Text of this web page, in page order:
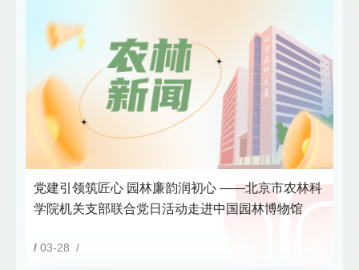
党建引领筑匠心 园林廉韵润初心 ——北京市农林科
学院机关支部联合党日活动走进中国园林博物馆
/ 03-28 /